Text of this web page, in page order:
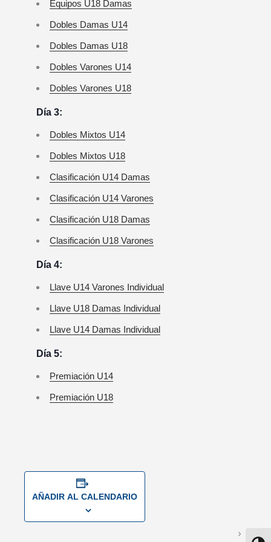
Equipos U18 Damas
Dobles Damas U14
Dobles Damas U18
Dobles Varones U14
Dobles Varones U18
Día 3:
Dobles Mixtos U14
Dobles Mixtos U18
Clasificación U14 Damas
Clasificación U14 Varones
Clasificación U18 Damas
Clasificación U18 Varones
Día 4:
Llave U14 Varones Individual
Llave U18 Damas Individual
Llave U14 Damas Individual
Día 5:
Premiación U14
Premiación U18
AÑADIR AL CALENDARIO